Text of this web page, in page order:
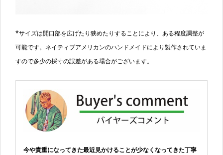
*サイズは開口部を広げたり狭めたりすることにより、ある程度調整が
可能です。ネイティブアメリカンのハンドメイドにより製作されていま
すので多少の採寸の誤差がある場合がございます。
今や貴重になってきた最近見かけることが少なくなってきた丁寧